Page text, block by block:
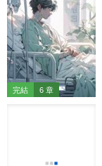
完結 6 章